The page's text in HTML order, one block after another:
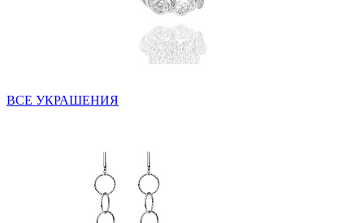
ВСЕ УКРАШЕНИЯ